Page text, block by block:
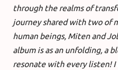
through the realms of
journey shared with two of
human beings, Miten and
album is as an unfolding, a
resonate with every listen!